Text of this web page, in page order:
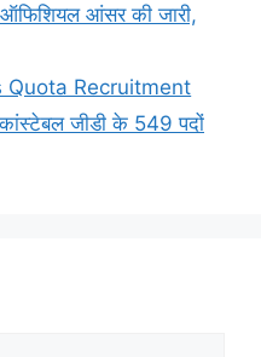
ऑफिशियल आंसर की जारी,
Quota Recruitment
जीडी के 549 पदों